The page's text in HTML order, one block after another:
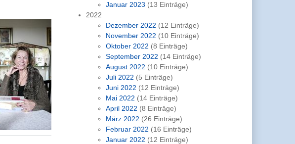
Januar 2023 (13 Einträge)
2022
Dezember 2022 (12 Einträge)
November 2022 (10 Einträge)
Oktober 2022 (8 Einträge)
September 2022 (14 Einträge)
August 2022 (10 Einträge)
Juli 2022 (5 Einträge)
Juni 2022 (12 Einträge)
Mai 2022 (14 Einträge)
April 2022 (8 Einträge)
März 2022 (26 Einträge)
Februar 2022 (16 Einträge)
Januar 2022 (12 Einträge)